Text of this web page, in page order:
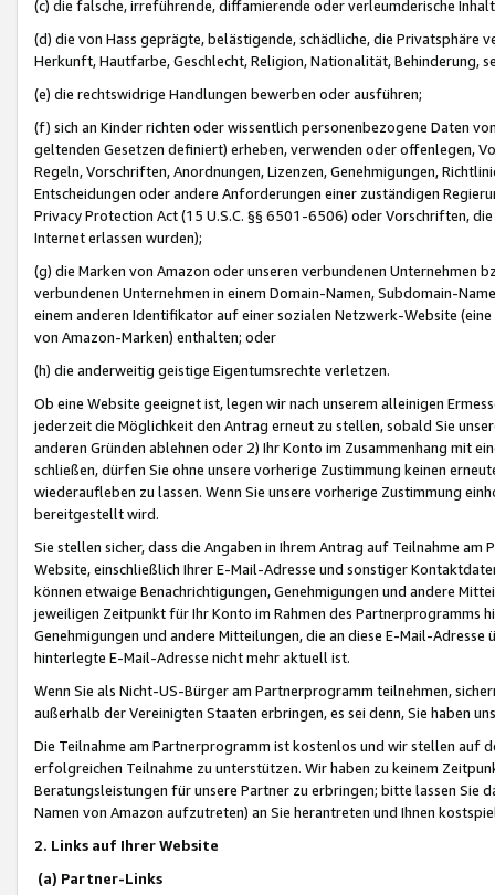
(c) die falsche, irreführende, diffamierende oder verleumderische
(d) die von Hass geprägte, belästigende, schädliche, die Privatsphäre
Herkunft, Hautfarbe, Geschlecht, Religion, Nationalität, Behinderung,
(e) die rechtswidrige Handlungen bewerben oder ausführen;
(f) sich an Kinder richten oder wissentlich personenbezogene Daten
geltenden Gesetzen definiert) erheben, verwenden oder offenlegen,
Regeln, Vorschriften, Anordnungen, Lizenzen, Genehmigungen,
Entscheidungen oder andere Anforderungen einer zuständigen
Privacy Protection Act (15 U.S.C. §§ 6501-6506) oder Vorschriften,
Internet erlassen wurden);
(g) die Marken von Amazon oder unseren verbundenen Unternehmen
verbundenen Unternehmen in einem Domain-Namen, Subdomain-
einem anderen Identifikator auf einer sozialen Netzwerk-Website
von Amazon-Marken) enthalten; oder
(h) die anderweitig geistige Eigentumsrechte verletzen.
Ob eine Website geeignet ist, legen wir nach unserem alleinigen
jederzeit die Möglichkeit den Antrag erneut zu stellen, sobald Sie
anderen Gründen ablehnen oder 2) Ihr Konto im Zusammenhang mit
schließen, dürfen Sie ohne unsere vorherige Zustimmung keinen
wiederaufleben zu lassen. Wenn Sie unsere vorherige Zustimmung
bereitgestellt wird.
Sie stellen sicher, dass die Angaben in Ihrem Antrag auf Teilnahme
Website, einschließlich Ihrer E-Mail-Adresse und sonstiger
können etwaige Benachrichtigungen, Genehmigungen und andere
jeweiligen Zeitpunkt für Ihr Konto im Rahmen des Partnerprogramms
Genehmigungen und andere Mitteilungen, die an diese E-Mail-
hinterlegte E-Mail-Adresse nicht mehr aktuell ist.
Wenn Sie als Nicht-US-Bürger am Partnerprogramm teilnehmen,
außerhalb der Vereinigten Staaten erbringen, es sei denn, Sie haben
Die Teilnahme am Partnerprogramm ist kostenlos und wir stellen auf
erfolgreichen Teilnahme zu unterstützen. Wir haben zu keinem
Beratungsleistungen für unsere Partner zu erbringen; bitte lassen Sie
Namen von Amazon aufzutreten) an Sie herantreten und Ihnen
2. Links auf Ihrer Website
(a) Partner-Links